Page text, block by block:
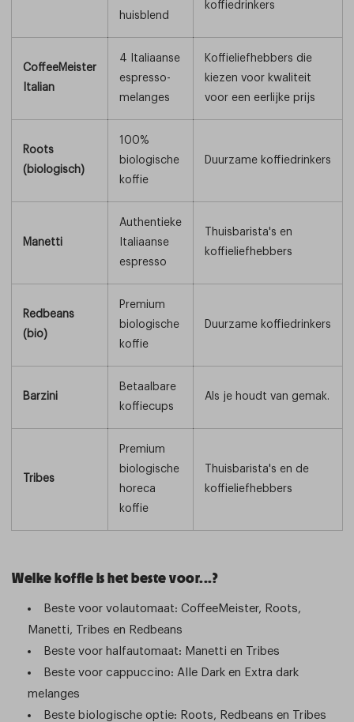
huisblend
koffiedrinkers
CoffeeMeister
Italian
4 Italiaanse
espresso-
melanges
Koffieliefhebbers die
kiezen voor kwaliteit
voor een eerlijke prijs
Roots
(biologisch)
100%
biologische
koffie
Duurzame koffiedrinkers
Manetti
Authentieke
Italiaanse
espresso
Thuisbarista's en
koffieliefhebbers
Redbeans
(bio)
Premium
biologische
koffie
Duurzame koffiedrinkers
Barzini
Betaalbare
koffiecups
Als je houdt van gemak.
Tribes
Premium
biologische
horeca
koffie
Thuisbarista's en de
koffieliefhebbers
Welke koffie is het beste voor...?
Beste voor volautomaat: CoffeeMeister, Roots,
Manetti, Tribes en Redbeans
Beste voor halfautomaat: Manetti en Tribes
Beste voor cappuccino: Alle Dark en Extra dark
melanges
Beste biologische optie: Roots, Redbeans en Tribes